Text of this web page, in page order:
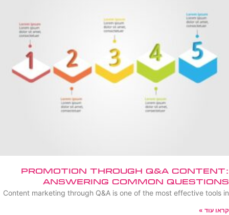
Promotion Through Q&A Content:
Answering Common Questions
Content marketing through Q&A is one of the most effective tools in
קראו עוד »